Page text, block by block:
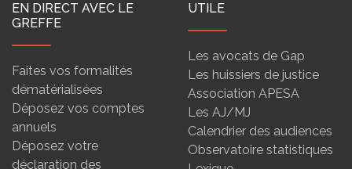
EN DIRECT AVEC LE
GREFFE
Faites vos formalités
dématérialisées
Déposez vos comptes
annuels
Déposez votre
déclaration des
UTILE
Les avocats de Gap
Les huissiers de justice
Association APESA
Les AJ/MJ
Calendrier des audiences
Observatoire statistiques